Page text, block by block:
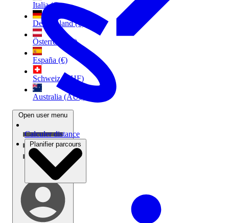
Italia (€)
Deutschland (€)
Österreich (€)
España (€)
Schweiz (CHF)
Australia (AU$)
Open user menu
Calculer distance
Planifier parcours